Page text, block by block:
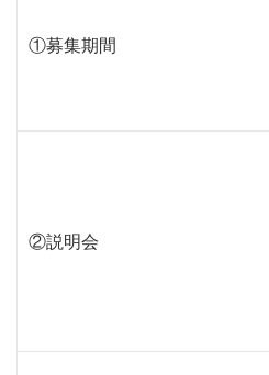
①募集期間
②説明会